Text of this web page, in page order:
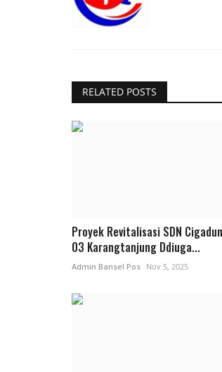
RELATED POSTS
Proyek Revitalisasi SDN
03 Karangtanjung Ddiuga...
Admin Bansel Pos Nov 5, 2025